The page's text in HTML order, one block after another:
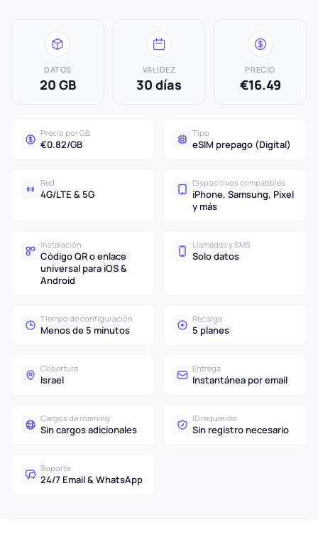
DATOS
20 GB
VALIDEZ
30 días
PRECIO
€16.49
Precio por GB
€0.82/GB
Tipo
eSIM prepago (Digital)
Red
4G/LTE & 5G
Dispositivos compatibles
iPhone, Samsung, Pixel
y más
Instalación
Código QR o enlace
universal para iOS &
Android
Llamadas y SMS
Solo datos
Tiempo de configuración
Menos de 5 minutos
Recarga
5 planes
Cobertura
Israel
Entrega
Instantánea por email
Cargos de roaming
Sin cargos adicionales
ID requerido
Sin registro necesario
Soporte
24/7 Email & WhatsApp